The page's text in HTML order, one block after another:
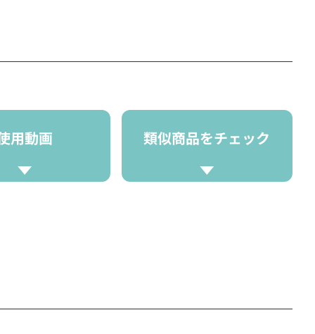
用動画 類似商品をチェック